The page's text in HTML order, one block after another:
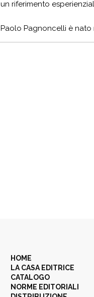
un riferimento
Paolo Pagnoncelli è nato
HOME
LA CASA EDITRICE
CATALOGO
NORME EDITORIALI